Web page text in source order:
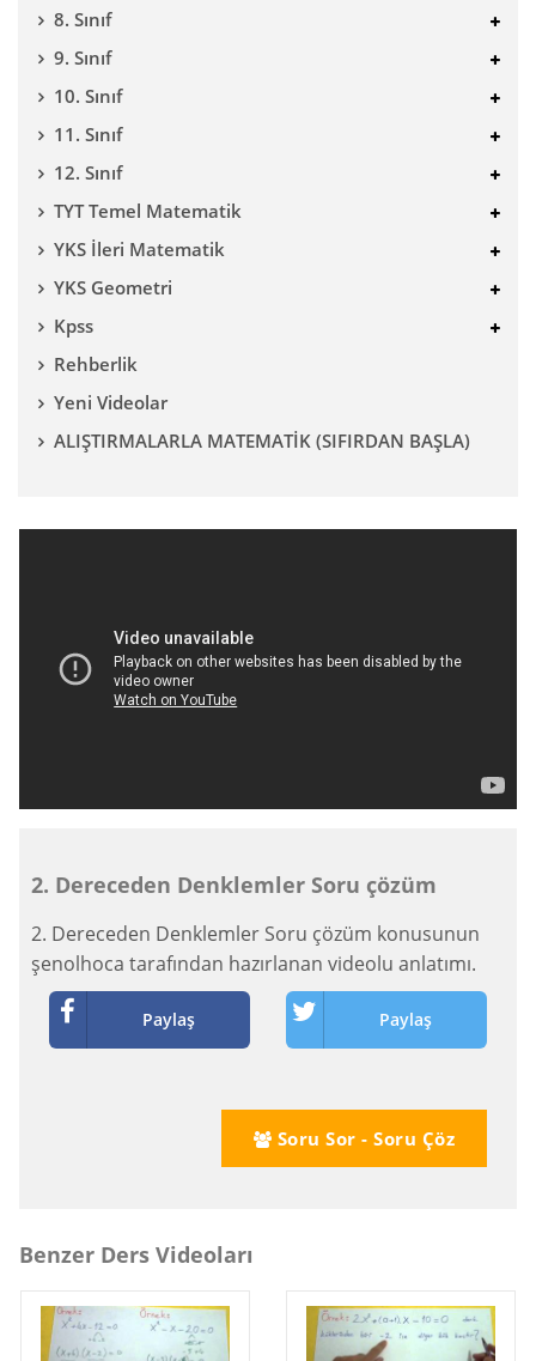
8. Sınıf
9. Sınıf
10. Sınıf
11. Sınıf
12. Sınıf
TYT Temel Matematik
YKS İleri Matematik
YKS Geometri
Kpss
Rehberlik
Yeni Videolar
ALIŞTIRMALARLA MATEMATİK (SIFIRDAN BAŞLA)
2. Dereceden Denklemler Soru çözüm
2. Dereceden Denklemler Soru çözüm konusunun
şenolhoca tarafından hazırlanan videolu anlatımı.
Paylaş Paylaş
Soru Sor - Soru Çöz
Benzer Ders Videoları